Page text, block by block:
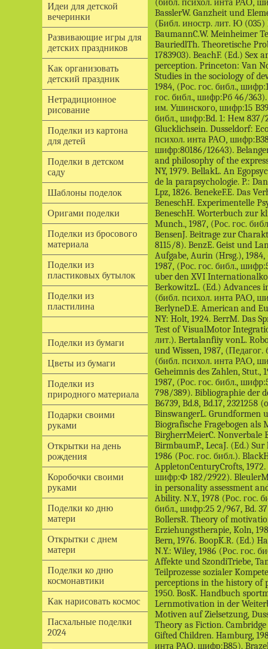
Идеи для детской
вечеринки
Развивающие игры для
детских праздников
Как организовать
детский праздник
Нетрадиционное
рисование
Поделки из картона
для детей
Поделки в детском
саду
Шаблоны поделок
Оригами поделки
Поделки из бросового
материала
Поделки из
пластиковых бутылок
Поделки из
пластилина
Поделки из бумаги
Цветы из бумаги
Поделки из
природного материала
Подарки своими
руками
Открытки на день
рождения
Коробочки своими
руками
Поделки ко дню
матери
Открытки с днем
матери
Поделки ко дню
космонавтики
Как нарисовать космос
Пасхальные поделки
2024